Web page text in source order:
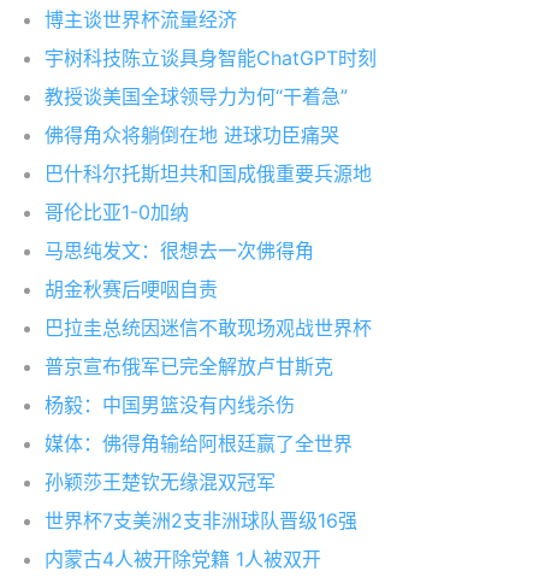
博主谈世界杯流量经济
宇树科技陈立谈具身智能ChatGPT时刻
教授谈美国全球领导力为何“干着急”
佛得角众将躺倒在地 进球功臣痛哭
巴什科尔托斯坦共和国成俄重要兵源地
哥伦比亚1-0加纳
马思纯发文：很想去一次佛得角
胡金秋赛后哽咽自责
巴拉圭总统因迷信不敢现场观战世界杯
普京宣布俄军已完全解放卢甘斯克
杨毅：中国男篮没有内线杀伤
媒体：佛得角输给阿根廷赢了全世界
孙颖莎王楚钦无缘混双冠军
世界杯7支美洲2支非洲球队晋级16强
内蒙古4人被开除党籍 1人被双开